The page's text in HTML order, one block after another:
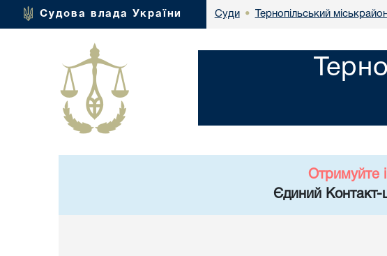
Судова влада України Суди • Тернопільський
Отримуйте
Єдиний Контакт-